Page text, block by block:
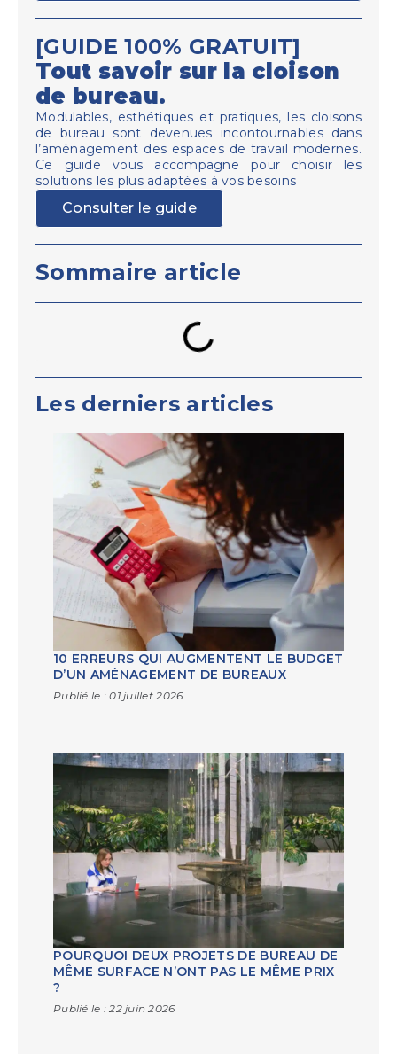
[GUIDE 100% GRATUIT]
Tout savoir sur la cloison
de bureau.
Modulables, esthétiques et pratiques, les cloisons
de bureau sont devenues incontournables dans
l’aménagement des espaces de travail modernes.
Ce guide vous accompagne pour choisir les
solutions les plus adaptées à vos besoins
Consulter le guide
Sommaire article
Les derniers articles
10 ERREURS QUI AUGMENTENT LE BUDGET
D’UN AMÉNAGEMENT DE BUREAUX
Publié le : 01 juillet 2026
POURQUOI DEUX PROJETS DE BUREAU DE
MÊME SURFACE N’ONT PAS LE MÊME PRIX
?
Publié le : 22 juin 2026